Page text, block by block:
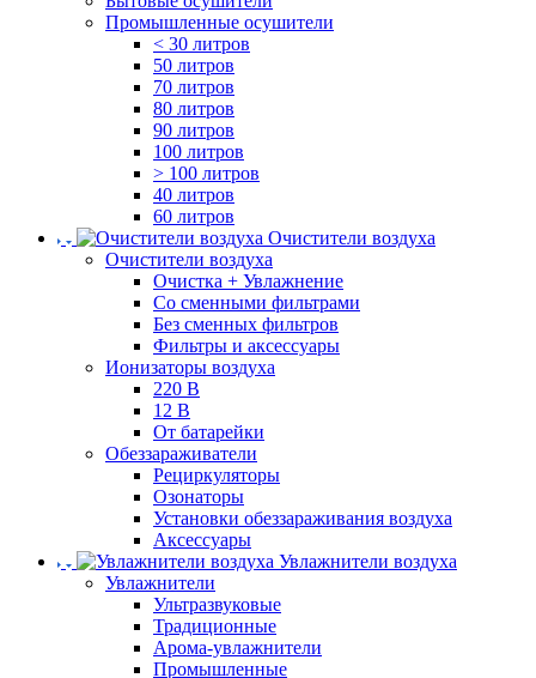
Промышленные осушители
< 30 литров
50 литров
70 литров
80 литров
90 литров
100 литров
> 100 литров
40 литров
60 литров
Очистители воздуха
Очистители воздуха
Очистка + Увлажнение
Cо сменными фильтрами
Без сменных фильтров
Фильтры и аксессуары
Ионизаторы воздуха
220 В
12 В
От батарейки
Обеззараживатели
Рециркуляторы
Озонаторы
Установки обеззараживания воздуха
Аксессуары
Увлажнители воздуха
Увлажнители
Ультразвуковые
Традиционные
Арома-увлажнители
Промышленные